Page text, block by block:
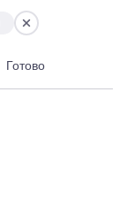
Готово